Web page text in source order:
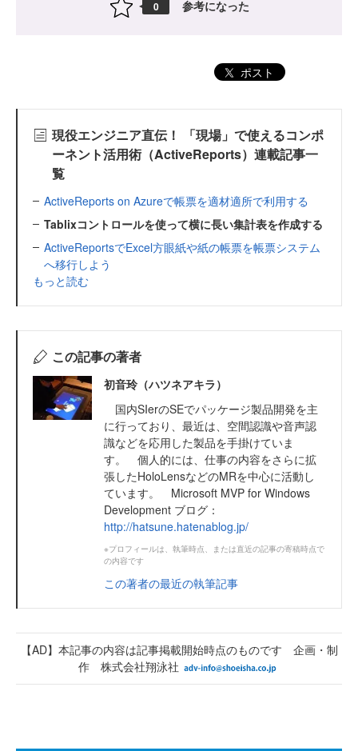
0 参考になった
ポスト
現役エンジニア直伝！ 「現場」で使えるコンポ
ーネント活用術（ActiveReports）連載記事一
覧
ActiveReports on Azureで帳票を適材適所で利用する
Tablixコントロールを使って横に長い集計表を作成する
ActiveReportsでExcel方眼紙や紙の帳票を帳票システム
へ移行しよう
もっと読む
この記事の著者
初音玲（ハツネアキラ）
国内SIerのSEでパッケージ製品開発を主
に行っており、最近は、空間認識や音声認
識などを応用した製品を手掛けていま
す。 個人的には、仕事の内容をさらに拡
張したHoloLensなどのMRを中心に活動し
ています。 Microsoft MVP for Windows
Development ブログ：
http://hatsune.hatenablog.jp/
※プロフィールは、執筆時点、または直近の記事の寄稿時点で
の内容です
この著者の最近の執筆記事
【AD】本記事の内容は記事掲載開始時点のものです 企画・制
作 株式会社翔泳社